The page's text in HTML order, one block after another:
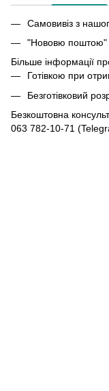
Самовивіз з
"Нововю поштою"
Більше інформації
Готівкою при
Безготівковий
Безкоштовна
063 782-10-71